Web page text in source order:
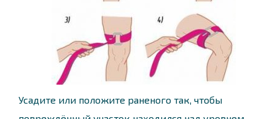
Усадите или положите раненого так, чтобы